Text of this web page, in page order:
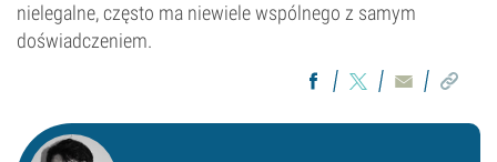
nielegalne, często ma niewiele wspólnego z samym
doświadczeniem.